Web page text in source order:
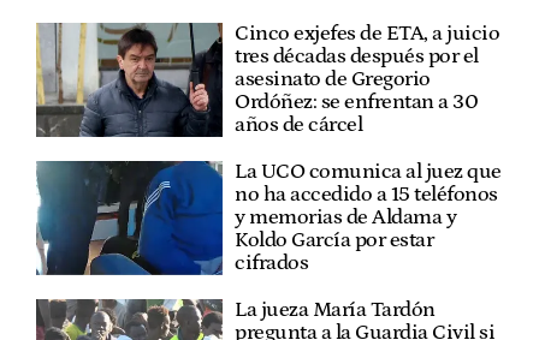
Cinco exjefes de ETA, a juicio
tres décadas después por el
asesinato de Gregorio
Ordóñez: se enfrentan a 30
años de cárcel
La UCO comunica al juez que
no ha accedido a 15 teléfonos
y memorias de Aldama y
Koldo García por estar
cifrados
La jueza María Tardón
pregunta a la Guardia Civil si